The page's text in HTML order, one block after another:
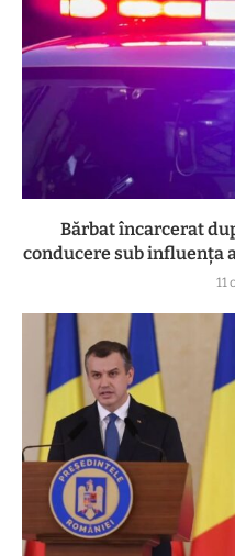
Bărbat încarcerat
conducere sub influența
11